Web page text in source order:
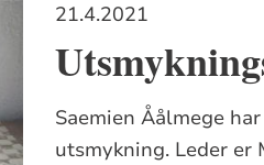
21.4.2021
Saemien Åålmege
utsmykning. Leder er